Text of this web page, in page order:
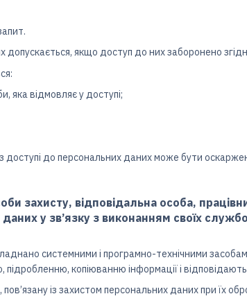
якщо доступ до них заборонено
яка відмовляє у доступі;
доступі до персональних даних може бути
захисту, відповідальна особа,
у зв’язку з виконанням своїх
системними і програмно-технічними
копіюванню інформації і
із захистом персональних даних при їх